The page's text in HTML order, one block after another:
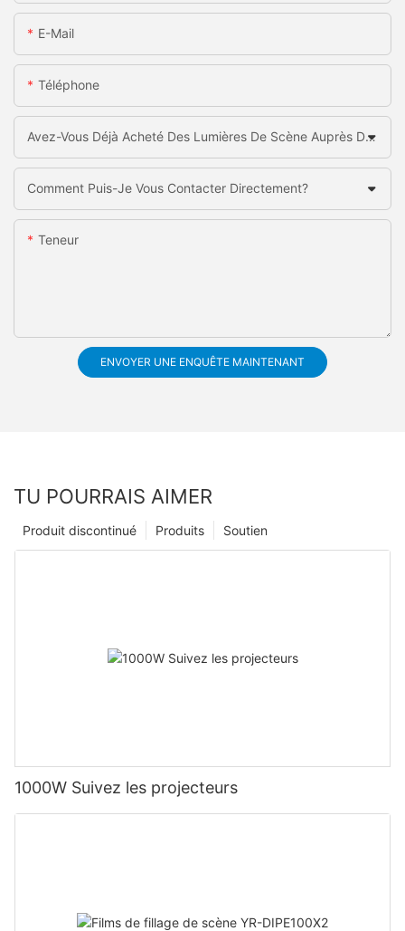
E-Mail
Téléphone
Avez-Vous Déjà Acheté Des Lumières De Scène Auprès De La Chine?
Comment Puis-Je Vous Contacter Directement?
Teneur
ENVOYER UNE ENQUÊTE MAINTENANT
TU POURRAIS AIMER
Soutien
Produits
Produit discontinué
1000W Suivez les projecteurs